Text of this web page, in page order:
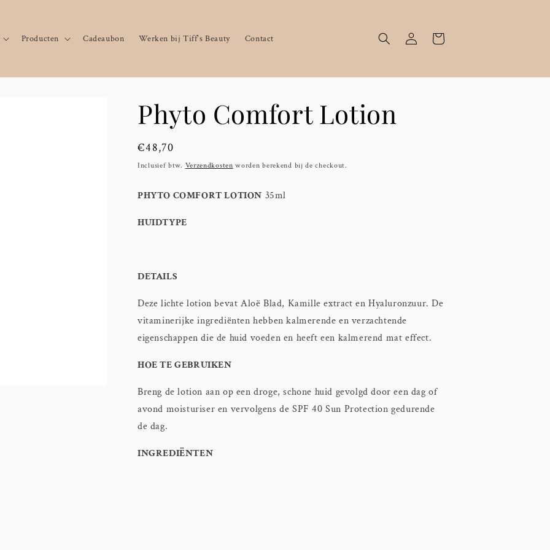
Producten Cadeaubon Werken bij Tiff's Beauty Contact InloggenWinkelwagen
Phyto Comfort Lotion
Normale
prijs
€48,70
Inclusief btw. Verzendkosten worden berekend bij de checkout.
PHYTO COMFORT LOTION 35ml
HUIDTYPE
DETAILS
Deze lichte lotion bevat Aloë Blad, Kamille extract en Hyaluronzuur. De
vitaminerijke ingrediënten hebben kalmerende en verzachtende
eigenschappen die de huid voeden en heeft een kalmerend mat effect.
HOE TE GEBRUIKEN
Breng de lotion aan op een droge, schone huid gevolgd door een dag of
avond moisturiser en vervolgens de SPF 40 Sun Protection gedurende
de dag.
INGREDIËNTEN